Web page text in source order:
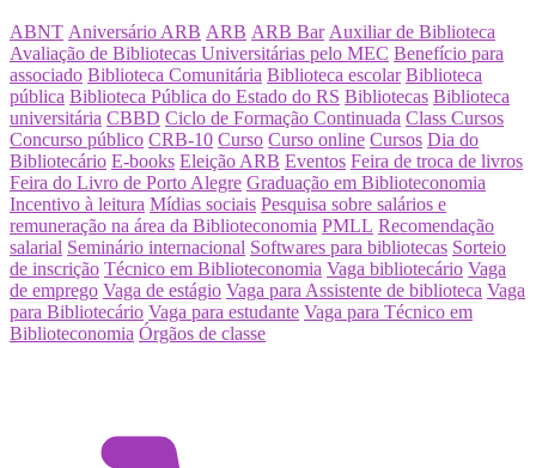
ABNT Aniversário ARB ARB ARB Bar Auxiliar de Biblioteca
Avaliação de Bibliotecas Universitárias pelo MEC Benefício para
associado Biblioteca Comunitária Biblioteca escolar Biblioteca
pública Biblioteca Pública do Estado do RS Bibliotecas Biblioteca
universitária CBBD Ciclo de Formação Continuada Class Cursos
Concurso público CRB-10 Curso Curso online Cursos Dia do
Bibliotecário E-books Eleição ARB Eventos Feira de troca de livros
Feira do Livro de Porto Alegre Graduação em Biblioteconomia
Incentivo à leitura Mídias sociais Pesquisa sobre salários e
remuneração na área da Biblioteconomia PMLL Recomendação
salarial Seminário internacional Softwares para bibliotecas Sorteio
de inscrição Técnico em Biblioteconomia Vaga bibliotecário Vaga
de emprego Vaga de estágio Vaga para Assistente de biblioteca Vaga
para Bibliotecário Vaga para estudante Vaga para Técnico em
Biblioteconomia Órgãos de classe